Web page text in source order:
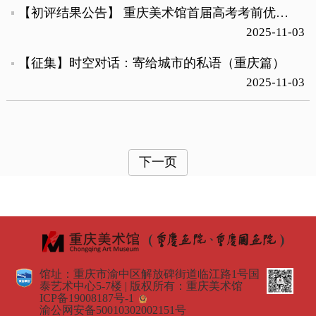
【初评结果公告】 重庆美术馆首届高考考前优秀习作征集展初评结果公告
2025-11-03
【征集】时空对话：寄给城市的私语（重庆篇）
2025-11-03
下一页
馆址：重庆市渝中区解放碑街道临江路1号国
泰艺术中心5-7楼 | 版权所有：重庆美术馆
ICP备19008187号-1
渝公网安备50010302002151号